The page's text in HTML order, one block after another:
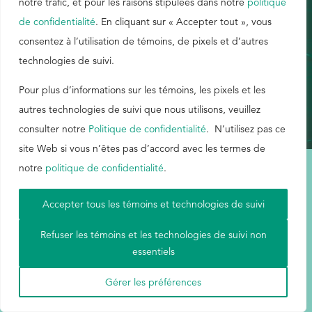
de confidentialité. En cliquant sur « Accepter tout », vous
consentez à l’utilisation de témoins, de pixels et d’autres
technologies de suivi.
Pour plus d’informations sur les témoins, les pixels et les
autres technologies de suivi que nous utilisons, veuillez
consulter notre Politique de confidentialité. N’utilisez pas ce
site Web si vous n’êtes pas d’accord avec les termes de
notre politique de confidentialité.
Gérer les préférences
Refuser les témoins et les technologies de suivi non
essentiels
Accepter tous les témoins et technologies de suivi
EthicsPoint
Nous joindre
Carrières
Ackumen
English
ANGLAIS
Conditions d'utilisation | Carte du site | Politique de confidentialité